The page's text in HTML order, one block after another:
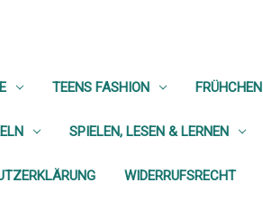
TEENS FASHION FRÜHCHEN
SPIELEN, LESEN & LERNEN
WIDERRUFSRECHT